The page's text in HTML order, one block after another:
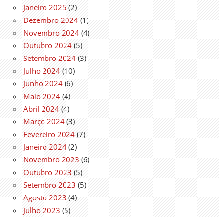
Janeiro 2025 (2)
Dezembro 2024 (1)
Novembro 2024 (4)
Outubro 2024 (5)
Setembro 2024 (3)
Julho 2024 (10)
Junho 2024 (6)
Maio 2024 (4)
Abril 2024 (4)
Março 2024 (3)
Fevereiro 2024 (7)
Janeiro 2024 (2)
Novembro 2023 (6)
Outubro 2023 (5)
Setembro 2023 (5)
Agosto 2023 (4)
Julho 2023 (5)